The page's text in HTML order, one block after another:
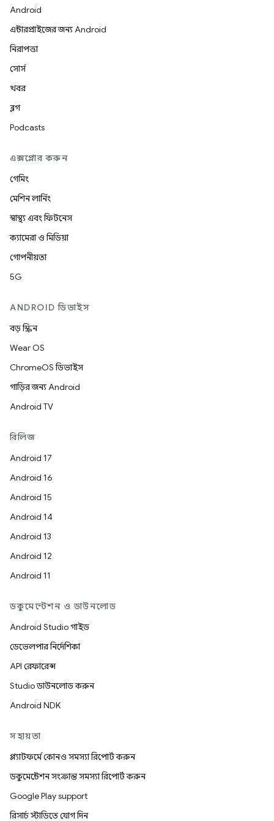
Android
এন্টারপ্রাইজের জন্য Android
নিরাপত্তা
সোর্স
খবর
ব্লগ
Podcasts
এক্সপ্লোর করুন
গেমিং
মেশিন লার্নিং
স্বাস্থ্য এবং ফিটনেস
ক্যামেরা ও মিডিয়া
গোপনীয়তা
5G
ANDROID ডিভাইস
বড় স্ক্রিন
Wear OS
ChromeOS ডিভাইস
গাড়ির জন্য Android
Android TV
রিলিজ
Android 17
Android 16
Android 15
Android 14
Android 13
Android 12
Android 11
ডকুমেন্টেশন ও ডাউনলোড
Android Studio গাইড
ডেভেলপার নির্দেশিকা
API রেফারেন্স
Studio ডাউনলোড করুন
Android NDK
সহায়তা
প্ল্যাটফর্মে কোনও সমস্যা রিপোর্ট করুন
ডকুমেন্টেশন সংক্রান্ত সমস্যা রিপোর্ট করুন
Google Play support
রিসার্চ স্টাডিতে যোগ দিন